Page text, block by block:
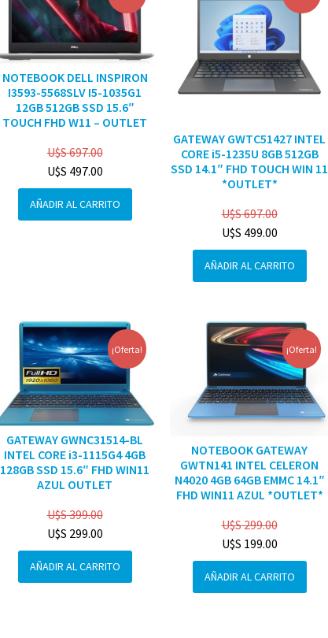
NOTEBOOK DELL INSPIRON
I3593-5568SLV I5-1035G1
12GB 512GB SSD 15.6″
TOUCH FHD W11 – OUTLET
U$S697.00
U$S 497.00
AÑADIR AL CARRITO
GATEWAY GWTC51427 INTEL
CORE i5-1235U 8GB 512GB
SSD 14.1″ FHD TOUCH WIN 11
*OUTLET*
U$S697.00
U$S 499.00
AÑADIR AL CARRITO
¡Oferta!
GATEWAY GWNC31514-BL
INTEL CORE i3-1115G4 4GB
128GB SSD 15.6″ FHD WIN11
AZUL OUTLET
U$S399.00
U$S 299.00
AÑADIR AL CARRITO
¡Oferta!
NOTEBOOK GATEWAY
GWTN141 INTEL CELERON
N4020 4GB 64GB EMMC 14.1″
FHD WIN11 AZUL *OUTLET*
U$S299.00
U$S 199.00
AÑADIR AL CARRITO